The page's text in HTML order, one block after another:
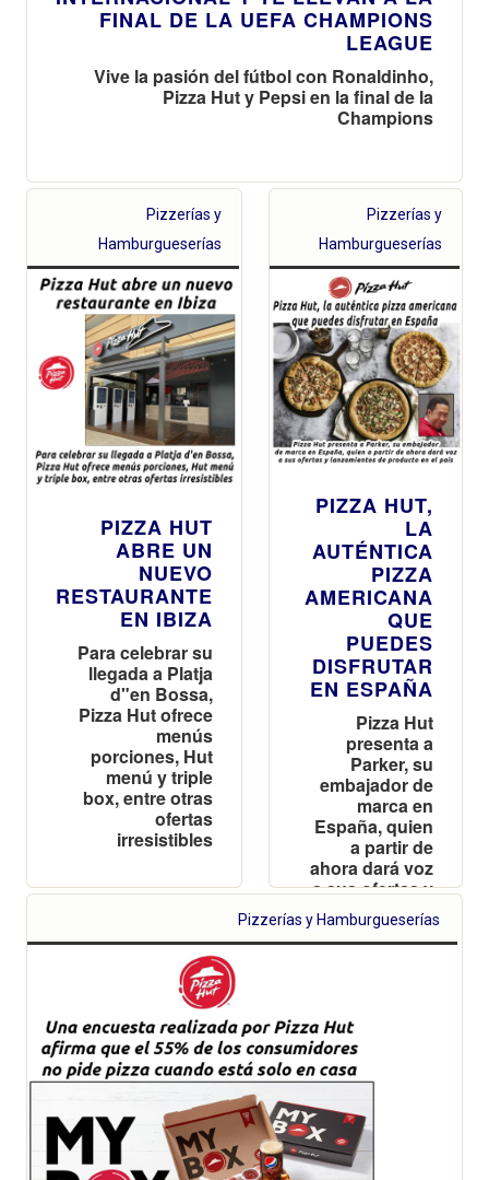
FINAL DE LA UEFA CHAMPIONS
LEAGUE
Vive la pasión del fútbol con Ronaldinho,
Pizza Hut y Pepsi en la final de la
Champions
Pizzerías y
Hamburgueserías
PIZZA HUT
ABRE UN
NUEVO
RESTAURANTE
EN IBIZA
Para celebrar su
llegada a Platja
d"en Bossa,
Pizza Hut ofrece
menús
porciones, Hut
menú y triple
box, entre otras
ofertas
irresistibles
Pizzerías y
Hamburgueserías
PIZZA HUT,
LA
AUTÉNTICA
PIZZA
AMERICANA
QUE
PUEDES
DISFRUTAR
EN ESPAÑA
Pizza Hut
presenta a
Parker, su
embajador de
marca en
España, quien
a partir de
ahora dará voz
a sus ofertas y
lanzamientos
de producto
en el país
Pizzerías y Hamburgueserías